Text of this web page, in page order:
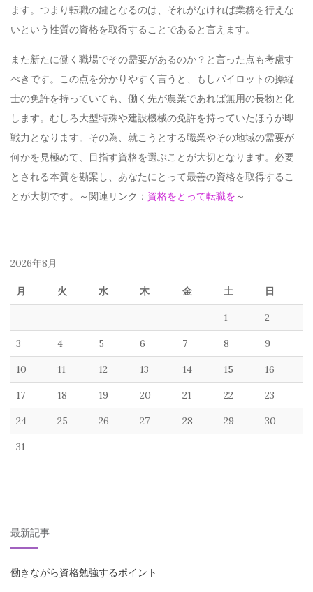
ます。つまり転職の鍵となるのは、それがなければ業務を行えな
いという性質の資格を取得することであると言えます。
また新たに働く職場でその需要があるのか？と言った点も考慮す
べきです。この点を分かりやすく言うと、もしパイロットの操縦
士の免許を持っていても、働く先が農業であれば無用の長物と化
します。むしろ大型特殊や建設機械の免許を持っていたほうが即
戦力となります。その為、就こうとする職業やその地域の需要が
何かを見極めて、目指す資格を選ぶことが大切となります。必要
とされる本質を勘案し、あなたにとって最善の資格を取得するこ
とが大切です。～関連リンク： 資格をとって転職を ～
2026年8月
月 火 水 木 金 土 日
1 2
3 4 5 6 7 8 9
10 11 12 13 14 15 16
17 18 19 20 21 22 23
24 25 26 27 28 29 30
31
最新記事
働きながら資格勉強するポイント